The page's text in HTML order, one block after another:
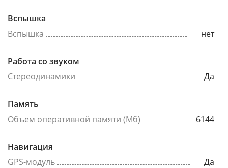
Вспышка
Вспышка
нет
Работа со звуком
Стереодинамики
Да
Память
Объем оперативной памяти (Мб)
6144
Навигация
GPS-модуль
Да